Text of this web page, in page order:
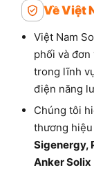
Về Việt
Việt Nam
phối và đơn
trong lĩnh
điện năng
Chúng tôi
thương
Sigenergy,
Anker Solix